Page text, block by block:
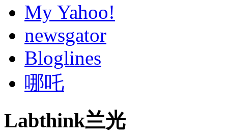
My Yahoo!
newsgator
Bloglines
哪吒
Labthink兰光